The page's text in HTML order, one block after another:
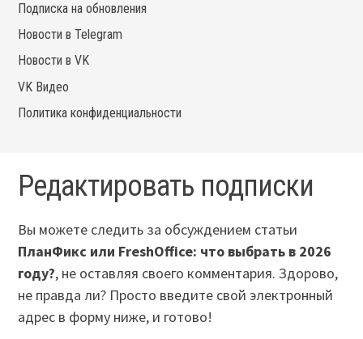
Подписка на обновления
Новости в Telegram
Новости в VK
VK Видео
Политика конфиденциальности
Редактировать подписки
Вы можете следить за обсуждением статьи
ПланФикс или FreshOffice: что выбрать в 2026
году?, не оставляя своего комментария. Здорово,
не правда ли? Просто введите свой электронный
адрес в форму ниже, и готово!